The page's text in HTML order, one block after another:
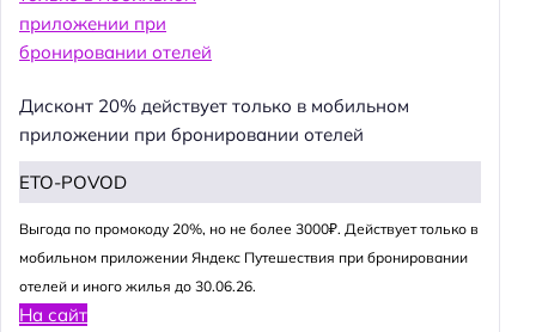
Дисконт 20% действует только в мобильном
приложении при бронировании отелей
ETO-POVOD
Выгода по промокоду 20%, но не более 3000₽. Действует только в
мобильном приложении Яндекс Путешествия при бронировании
отелей и иного жилья до 30.06.26.
На сайт